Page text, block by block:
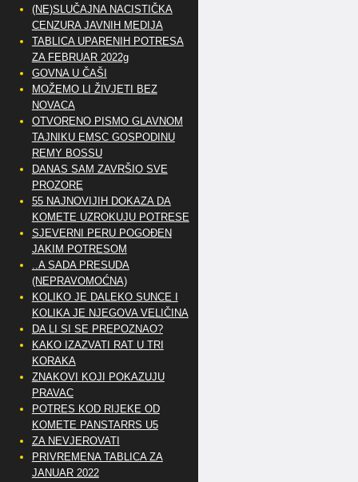
(NE)SLUČAJNA NACISTIČKA
CENZURA JAVNIH MEDIJA
TABLICA UPARENIH POTRESA
ZA FEBRUAR 2022g
GOVNA U ČAŠI
MOŽEMO LI ŽIVJETI BEZ
NOVACA
OTVORENO PISMO GLAVNOM
TAJNIKU EMSC GOSPODINU
REMY BOSSU
DANAS SAM ZAVRŠIO SVE
PROZORE
55 NAJNOVIJIH DOKAZA DA
KOMETE UZROKUJU POTRESE
SJEVERNI PERU POGOĐEN
JAKIM POTRESOM
..A SADA PRESUDA
(NEPRAVOMOĆNA)
KOLIKO JE DALEKO SUNCE I
KOLIKA JE NJEGOVA VELIČINA
DA LI SI SE PREPOZNAO?
KAKO IZAZVATI RAT U TRI
KORAKA
ZNAKOVI KOJI POKAZUJU
PRAVAC
POTRES KOD RIJEKE OD
KOMETE PANSTARRS U5
ZA NEVJEROVATI
PRIVREMENA TABLICA ZA
JANUAR 2022